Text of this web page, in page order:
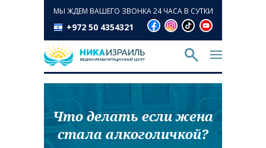
МЫ ЖДЕМ ВАШЕГО ЗВОНКА 24 ЧАСА В СУТКИ
+972 50 4354321
Что делать если жена
стала алкоголичкой?